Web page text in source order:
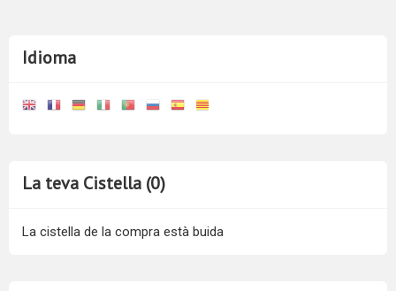
Idioma
La teva Cistella (0)
La cistella de la compra està buida